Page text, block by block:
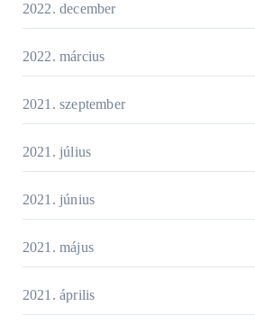
2022. december
2022. március
2021. szeptember
2021. július
2021. június
2021. május
2021. április